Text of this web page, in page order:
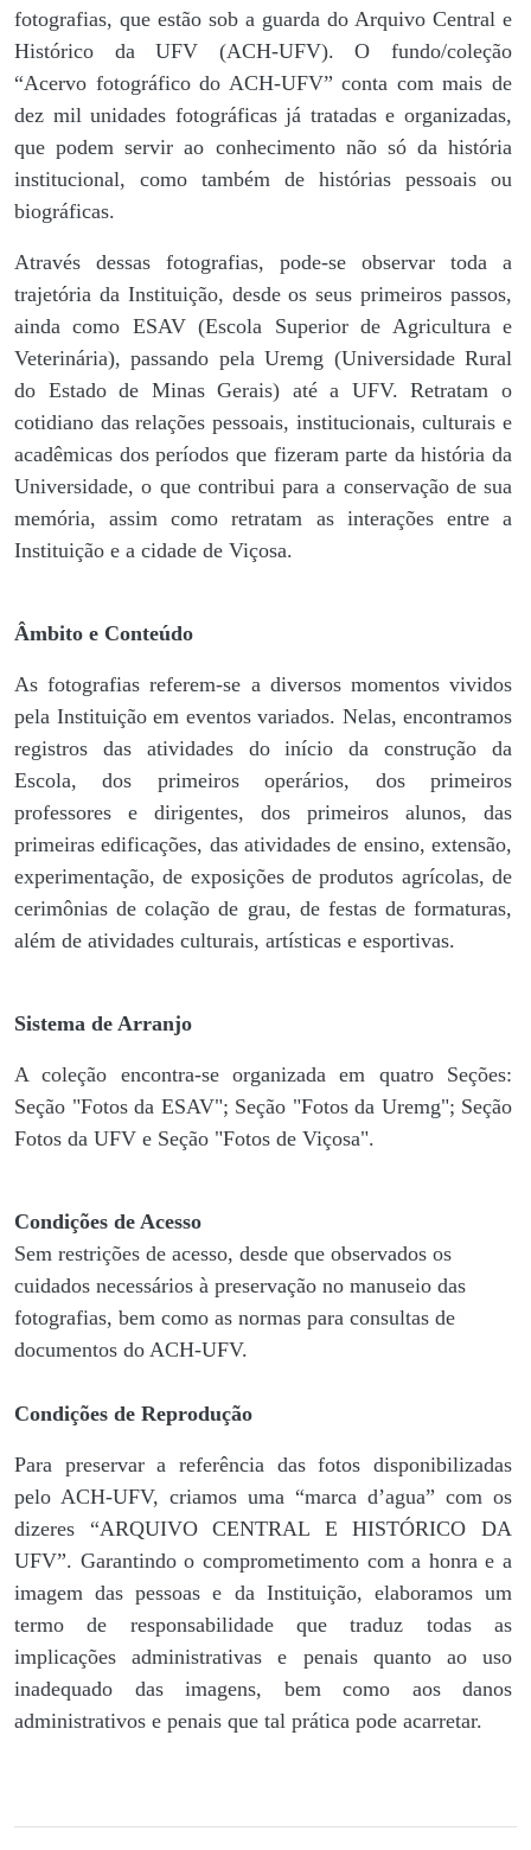
fotografias, que estão sob a guarda do Arquivo Central e
Histórico da UFV (ACH-UFV). O fundo/coleção
“Acervo fotográfico do ACH-UFV” conta com mais de
dez mil unidades fotográficas já tratadas e organizadas,
que podem servir ao conhecimento não só da história
institucional, como também de histórias pessoais ou
biográficas.
Através dessas fotografias, pode-se observar toda a
trajetória da Instituição, desde os seus primeiros passos,
ainda como ESAV (Escola Superior de Agricultura e
Veterinária), passando pela Uremg (Universidade Rural
do Estado de Minas Gerais) até a UFV. Retratam o
cotidiano das relações pessoais, institucionais, culturais e
acadêmicas dos períodos que fizeram parte da história da
Universidade, o que contribui para a conservação de sua
memória, assim como retratam as interações entre a
Instituição e a cidade de Viçosa.
Âmbito e Conteúdo
As fotografias referem-se a diversos momentos vividos
pela Instituição em eventos variados. Nelas, encontramos
registros das atividades do início da construção da
Escola, dos primeiros operários, dos primeiros
professores e dirigentes, ​dos primeiros alunos, das
primeiras edificações, das atividades de ensino, extensão,
experimentação, de exposições de produtos agrícolas, de
cerimônias de colação de grau, de festas de formaturas,
além de atividades culturais, artísticas e esportivas.
Sistema de Arranjo
A coleção encontra-se organizada em quatro Seções:
Seção "Fotos da ESAV"; Seção "Fotos da Uremg"; Seção
Fotos da UFV e Seção "Fotos de Viçosa".
Condições de Acesso
Sem restrições de acesso, desde que observados os
cuidados necessários à preservação no manuseio das
fotografias, bem como as normas para consultas de
documentos do ACH-UFV.
Condições de Reprodução
Para preservar a referência das fotos disponibilizadas
pelo ACH-UFV, criamos uma “marca d’agua” com os
dizeres “ARQUIVO CENTRAL E HISTÓRICO DA
UFV”. Garantindo o comprometimento com a honra e a
imagem das pessoas e da Instituição, elaboramos um
termo de responsabilidade que traduz todas as
implicações administrativas e penais quanto ao uso
inadequado das imagens, bem como aos danos
administrativos e penais que tal prática pode acarretar.